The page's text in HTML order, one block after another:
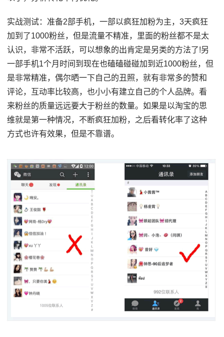
实战测试：准备2部手机，一部以疯狂加粉为主，3天疯狂
加到了1000粉丝，但是流量不精准，里面的粉丝都不是太
认识，非常不活跃，可以想象的出肯定是另类的方法了!另
一部手机1个月时间到现在也磕磕碰碰加到近1000粉丝，但
是非常精准，偶尔晒一下自己的丑照，就有非常多的赞和
评论，互动率比较高，也小小有建立自己的个人品牌。看
来粉丝的质量远远要大于粉丝的数量。如果是以淘宝的思
维就是第一种情况，不断疯狂加粉，之后看转化率了这种
方式也许有效果，但是不靠谱。